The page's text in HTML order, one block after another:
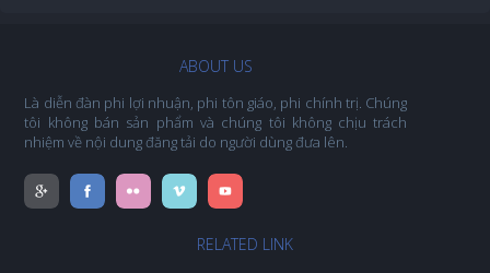
ABOUT US
Là diễn đàn phi lợi nhuận, phi tôn giáo, phi chính trị. Chúng
tôi không bán sản phẩm và chúng tôi không chịu trách
nhiệm về nội dung đăng tải do người dùng đưa lên.
RELATED LINK